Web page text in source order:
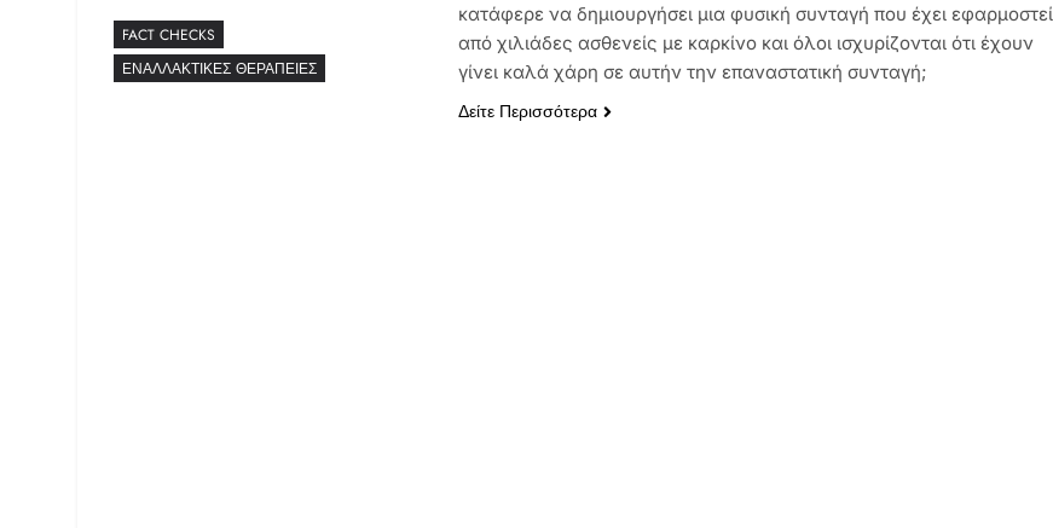
FACT CHECKS
ΕΝΑΛΛΑΚΤΙΚΈΣ ΘΕΡΑΠΕΊΕΣ
κατάφερε να δημιουργήσει μια φυσική συνταγή που έχει εφαρμοστεί
από χιλιάδες ασθενείς με καρκίνο και όλοι ισχυρίζονται ότι έχουν
γίνει καλά χάρη σε αυτήν την επαναστατική συνταγή;
Δείτε Περισσότερα